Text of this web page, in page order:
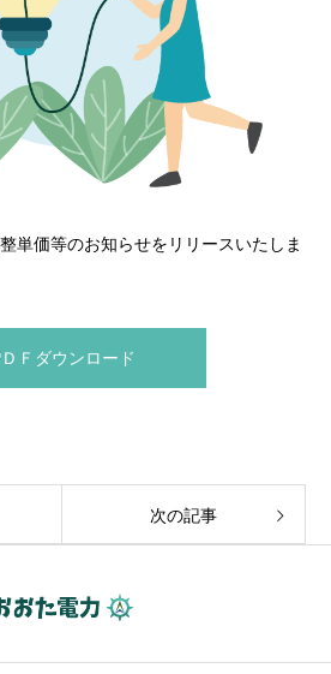
単価等のお知らせをリリースいたしま
Ｆダウンロード
次の記事